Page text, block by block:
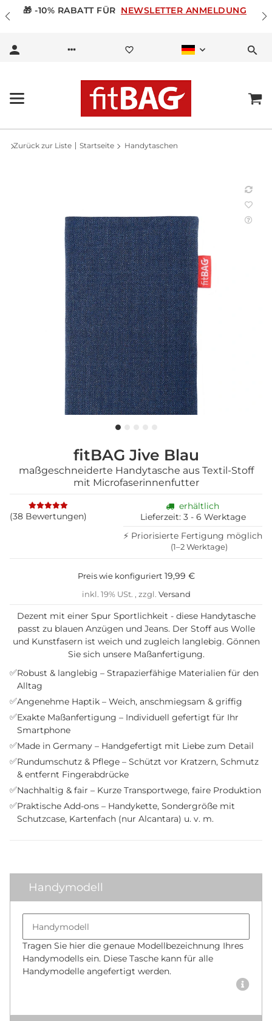
🎁 -10% RABATT FÜR NEWSLETTER ANMELDUNG
Zurück zur Liste Startseite Handytaschen
fitBAG Jive Blau
maßgeschneiderte Handytasche aus Textil-Stoff
mit Microfaserinnenfutter
(38 Bewertungen)
erhältlich
Lieferzeit: 3 - 6 Werktage
⚡ Priorisierte Fertigung möglich
(1–2 Werktage)
Preis wie konfiguriert 19,99 €
inkl. 19% USt. , zzgl. Versand
Dezent mit einer Spur Sportlichkeit - diese Handytasche
passt zu blauen Anzügen und Jeans. Der Stoff aus Wolle
und Kunstfasern ist weich und zugleich langlebig. Gönnen
Sie sich unsere Maßanfertigung.
✅Robust & langlebig – Strapazierfähige Materialien für den
Alltag
✅Angenehme Haptik – Weich, anschmiegsam & griffig
✅Exakte Maßanfertigung – Individuell gefertigt für Ihr
Smartphone
✅Made in Germany – Handgefertigt mit Liebe zum Detail
✅Rundumschutz & Pflege – Schützt vor Kratzern, Schmutz
& entfernt Fingerabdrücke
✅Nachhaltig & fair – Kurze Transportwege, faire Produktion
✅Praktische Add-ons – Handykette, Sondergröße mit
Schutzcase, Kartenfach (nur Alcantara) u. v. m.
Handymodell
Tragen Sie hier die genaue Modellbezeichnung Ihres
Handymodells ein. Diese Tasche kann für alle
Handymodelle angefertigt werden.